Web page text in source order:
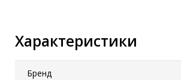
Характеристики
Бренд